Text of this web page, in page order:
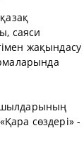
саяси
жақындасу
сөздері» -